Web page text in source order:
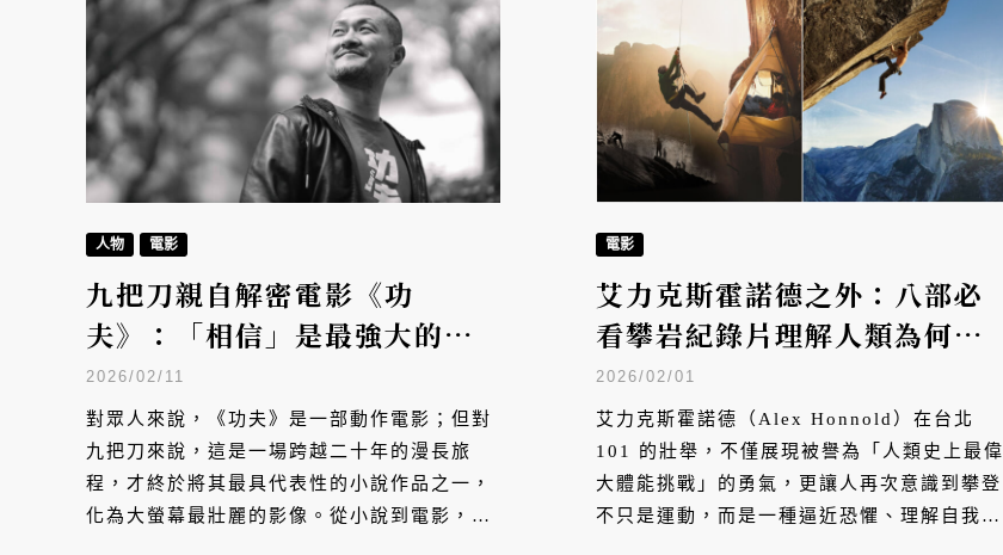
人物 電影
九把刀親自解密電影《功
夫》：「相信」是最強大的力
量
2026/02/11
對眾人來說，《功夫》是一部動作電影；但對
九把刀來說，這是一場跨越二十年的漫長旅
程，才終於將其最具代表性的小說作品之一，
化為大螢幕最壯麗的影像。從小說到電影，整
電影
艾力克斯霍諾德之外：八部必
看攀岩紀錄片理解人類為何選
擇冒險
2026/02/01
艾力克斯霍諾德（Alex Honnold）在台北
101 的壯舉，不僅展現被譽為「人類史上最偉
大體能挑戰」的勇氣，更讓人再次意識到攀登
不只是運動，而是一種逼近恐懼、理解自我的